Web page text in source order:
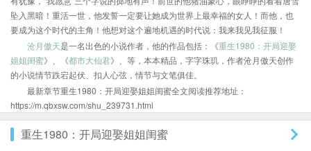
坠入黑暗！重活一世，他发誓一定要让她成为世界上最幸福的女人！而他，也
要成为这个时代的主角！他想对这个遍地机遇的时代说：我来我见我征服！
沧月傲天是一名出色的小说作者，他的作品包括：《重生1980：开局迎娶
姐姐闺蜜》、《都市大仙君》、等，本本精品，字字珠玑，作者沧月傲天创作
的小说情节跌宕起伏、扣人心弦，情节与文笔俱佳。
最新章节重生1980：开局迎娶姐姐闺蜜全文阅读推荐地址：
https://m.qbxsw.com/shu_239731.html
重生1980：开局迎娶姐姐闺蜜